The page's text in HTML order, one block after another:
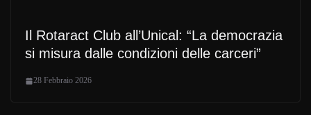
Il Rotaract Club all’Unical: “La democrazia
si misura dalle condizioni delle carceri”
28 Febbraio 2026